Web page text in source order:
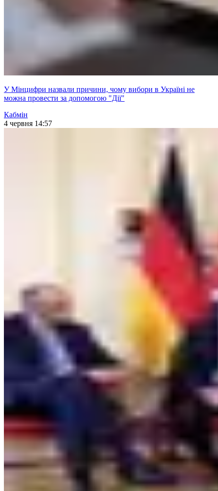
У Мінцифри назвали причини, чому вибори в Україні не
можна провести за допомогою "Дії"
Кабмін
4 червня 14:57